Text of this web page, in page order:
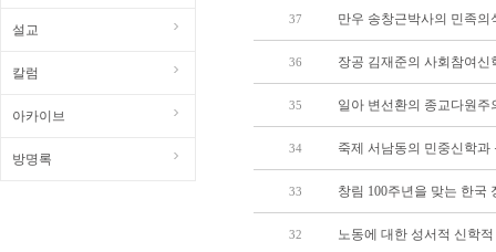
설교
칼럼
아카이브
방명록
37 만우 송창근박사의 민족의
36 장공 김재준의 사회참여신
35 일아 변선환의 종교다원주
34 죽제 서남동의 민중신학과
33 창림 100주년을 맞는 한
32 노동에 대한 성서적 신학